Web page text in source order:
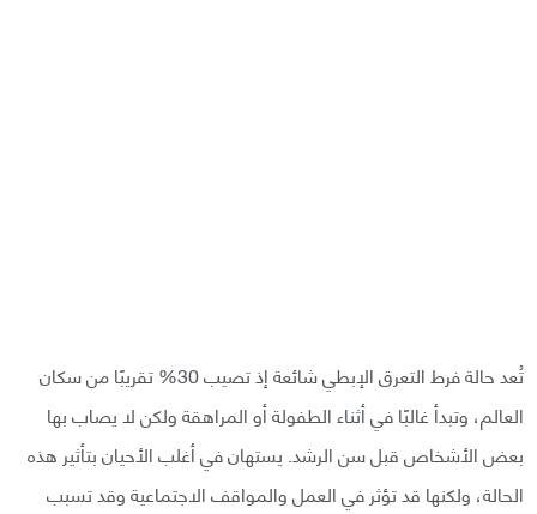
تُعد حالة فرط التعرق الإبطي شائعة إذ تصيب 30% تقريبًا من سكان
العالم، وتبدأ غالبًا في أثناء الطفولة أو المراهقة ولكن لا يصاب بها
بعض الأشخاص قبل سن الرشد. يستهان في أغلب الأحيان بتأثير هذه
الحالة، ولكنها قد تؤثر في العمل والمواقف الاجتماعية وقد تسبب